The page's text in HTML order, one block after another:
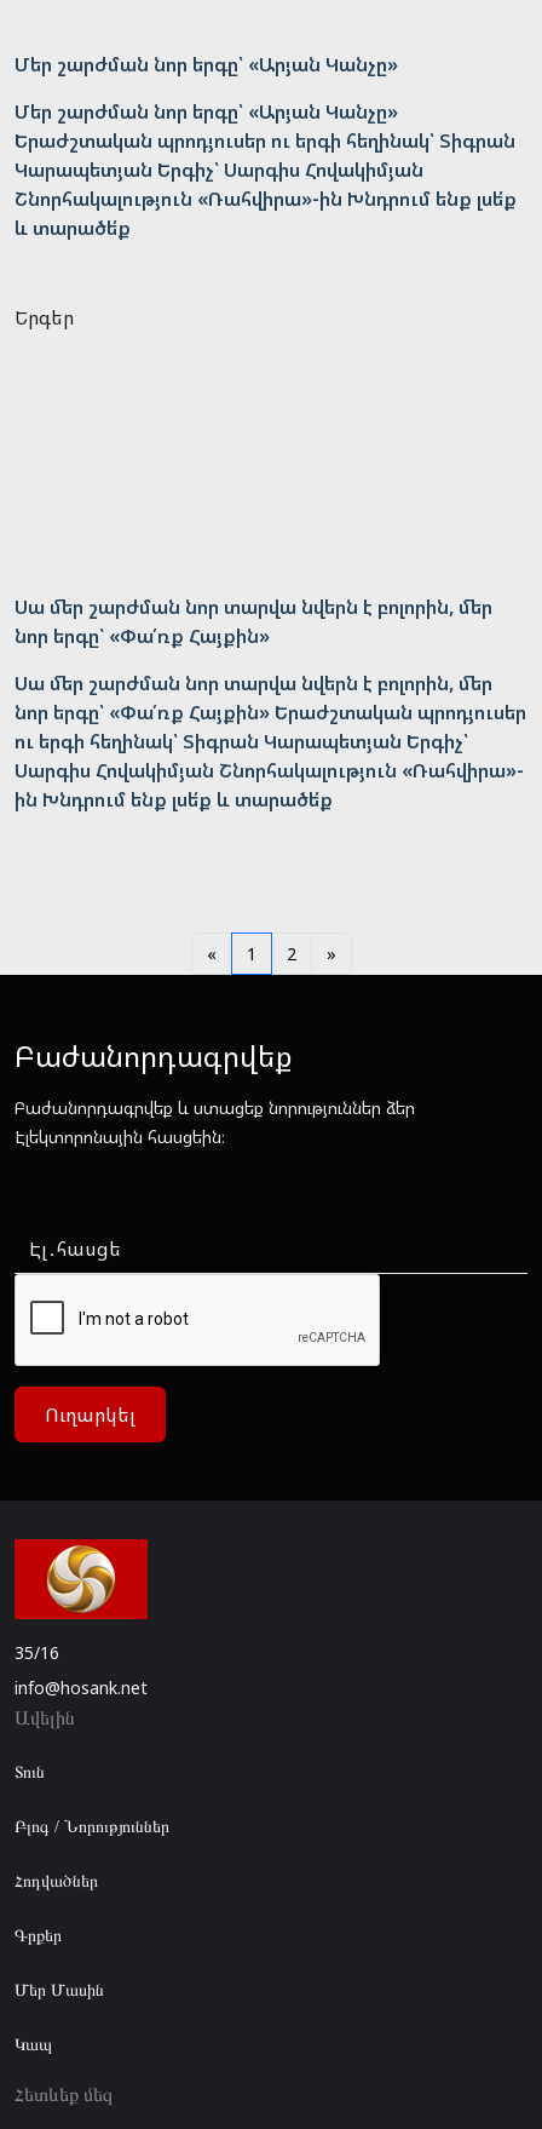
Մեր շարժման նոր երգը՝ «Արյան Կանչը»
Մեր շարժման նոր երգը՝ «Արյան Կանչը»
Երաժշտական պրոդյուսեր ու երգի հեղինակ՝ Տիգրան
Կարապետյան Երգիչ՝ Սարգիս Հովակիմյան
Շնորհակալություն «Ռահվիրա»-ին Խնդրում ենք լսե՛ք
և տարածե՛ք
Երգեր
Սա մեր շարժման նոր տարվա նվերն է բոլորին, մեր
նոր երգը՝ «Փա՛ռք Հայքին»
Սա մեր շարժման նոր տարվա նվերն է բոլորին, մեր
նոր երգը՝ «Փա՛ռք Հայքին» Երաժշտական պրոդյուսեր
ու երգի հեղինակ՝ Տիգրան Կարապետյան Երգիչ՝
Սարգիս Հովակիմյան Շնորհակալություն «Ռահվիրա»-
ին Խնդրում ենք լսե՛ք և տարածե՛ք
« 1 2 »
Բաժանորդագրվեք
Բաժանորդագրվեք և ստացեք նորություններ ձեր
Էլեկտորոնային հասցեին։
Ուղարկել
35/16
info@hosank.net
Ավելին
Տուն
Բլոգ / Նորություններ
Հոդվածներ
Գրքեր
Մեր Մասին
Կապ
Հետևեք մեզ